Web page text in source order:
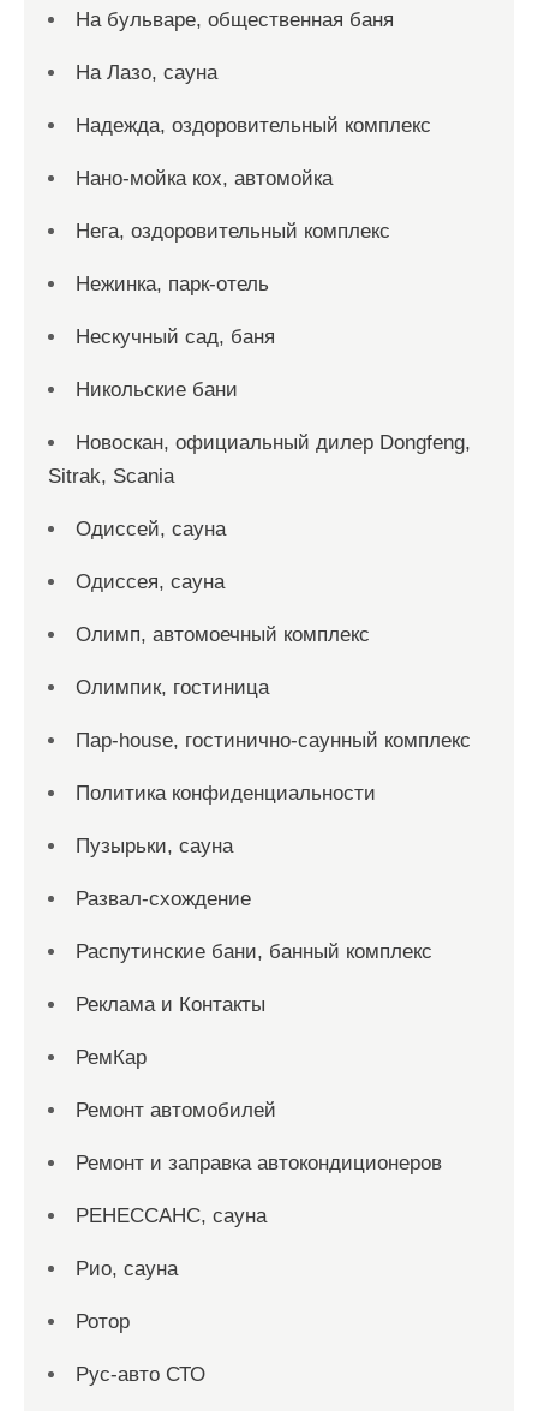
На бульваре, общественная баня
На Лазо, сауна
Надежда, оздоровительный комплекс
Нано-мойка кох, автомойка
Нега, оздоровительный комплекс
Нежинка, парк-отель
Нескучный сад, баня
Никольские бани
Новоcкан, официальный дилер Dongfeng,
Sitrak, Scania
Одиссей, сауна
Одиссея, сауна
Олимп, автомоечный комплекс
Олимпик, гостиница
Пар-house, гостинично-саунный комплекс
Политика конфиденциальности
Пузырьки, сауна
Развал-схождение
Распутинские бани, банный комплекс
Реклама и Контакты
РемКар
Ремонт автомобилей
Ремонт и заправка автокондиционеров
РЕНЕССАНС, сауна
Рио, сауна
Ротор
Рус-авто СТО